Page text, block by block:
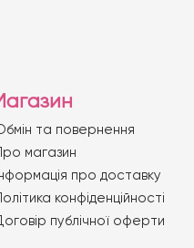
та повернення
магазин
про доставку
конфіденційності
публічної оферти